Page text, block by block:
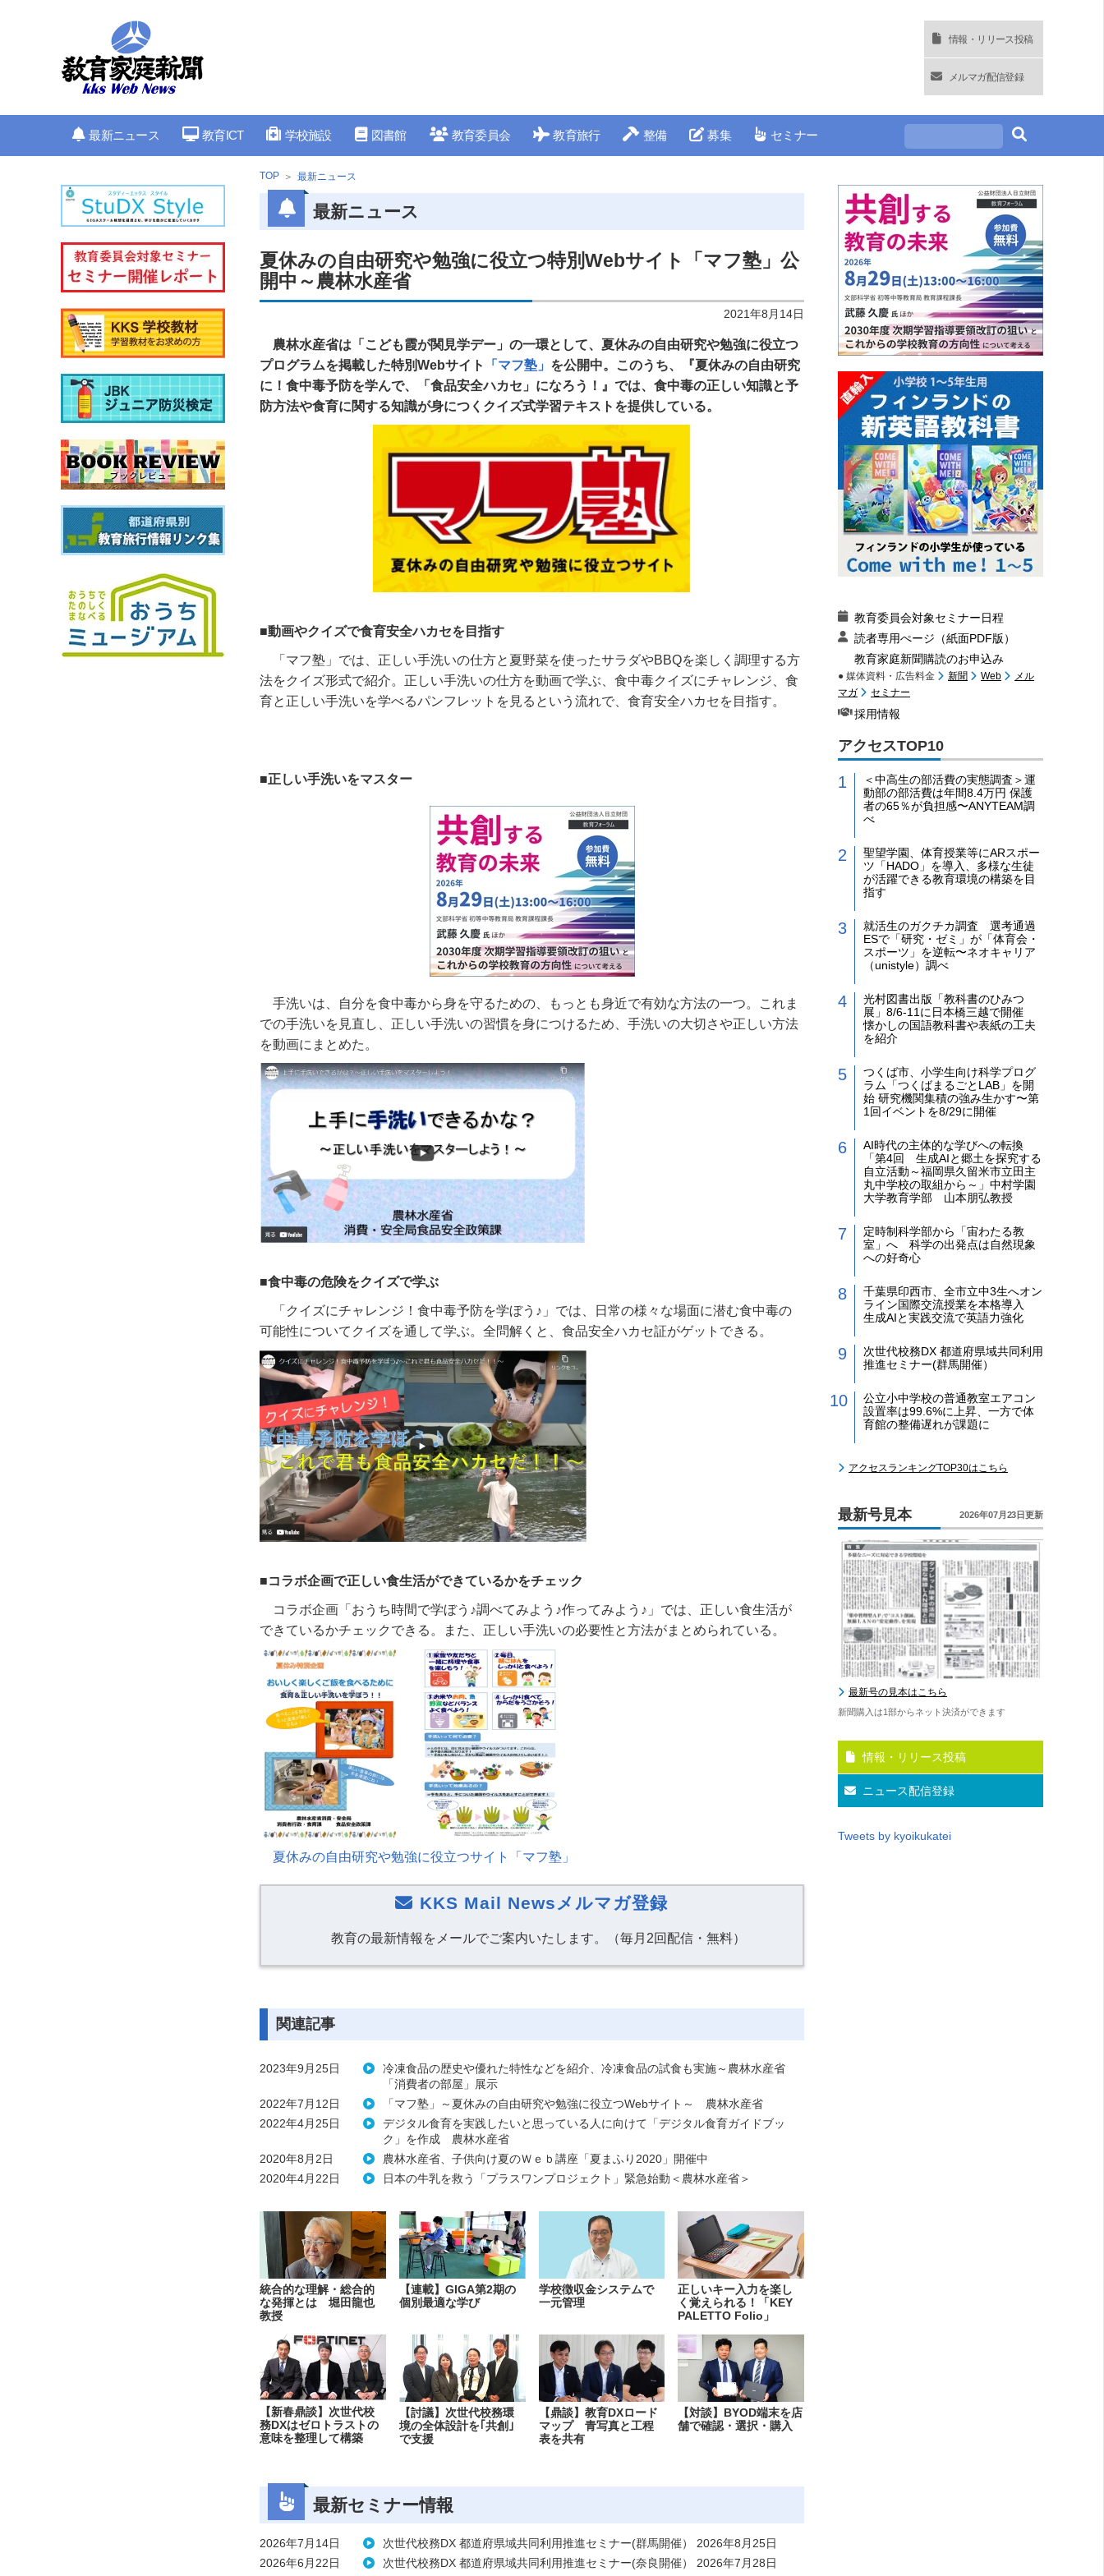
情報・リリース投稿
メルマガ配信登録
最新ニュース 教育ICT 学校施設 図書館 教育委員会 教育旅行 整備 募集 セミナー
TOP 最新ニュース
最新ニュース
夏休みの自由研究や勉強に役立つ特別Webサイト「マフ塾」公
開中～農林水産省
2021年8月14日
農林水産省は「こども霞が関見学デー」の一環として、夏休みの自由研究や勉強に役立つ
プログラムを掲載した特別Webサイト
「マフ塾」 を公開中。このうち、『夏休みの自由研究
に！食中毒予防を学んで、「食品安全ハカセ」になろう！』では、食中毒の正しい知識と予
防方法や食育に関する知識が身につくクイズ式学習テキストを提供している。
■動画やクイズで食育安全ハカセを目指す
「マフ塾」では、正しい手洗いの仕方と夏野菜を使ったサラダやBBQを楽しく調理する方
法をクイズ形式で紹介。正しい手洗いの仕方を動画で学ぶ、食中毒クイズにチャレンジ、食
育と正しい手洗いを学べるパンフレットを見るという流れで、食育安全ハカセを目指す。
■正しい手洗いをマスター
手洗いは、自分を食中毒から身を守るための、もっとも身近で有効な方法の一つ。これま
での手洗いを見直し、正しい手洗いの習慣を身につけるため、手洗いの大切さや正しい方法
を動画にまとめた。
■食中毒の危険をクイズで学ぶ
「クイズにチャレンジ！食中毒予防を学ぼう♪」では、日常の様々な場面に潜む食中毒の
可能性についてクイズを通して学ぶ。全問解くと、食品安全ハカセ証がゲットできる。
■コラボ企画で正しい食生活ができているかをチェック
コラボ企画「おうち時間で学ぼう♪調べてみよう♪作ってみよう♪」では、正しい食生活が
できているかチェックできる。また、正しい手洗いの必要性と方法がまとめられている。
夏休みの自由研究や勉強に役立つサイト「マフ塾」
KKS Mail Newsメルマガ登録
教育の最新情報をメールでご案内いたします。（毎月2回配信・無料）
関連記事
2023年9月25日
冷凍食品の歴史や優れた特性などを紹介、冷凍食品の試食も実施～農林水産省
「消費者の部屋」展示
2022年7月12日
「マフ塾」～夏休みの自由研究や勉強に役立つWebサイト～ 農林水産省
2022年4月25日
デジタル食育を実践したいと思っている人に向けて「デジタル食育ガイドブッ
ク」を作成 農林水産省
2020年8月2日
農林水産省、子供向け夏のＷｅｂ講座「夏まふり2020」開催中
2020年4月22日
日本の牛乳を救う「プラスワンプロジェクト」緊急始動＜農林水産省＞
統合的な理解・総合的
な発揮とは 堀田龍也
教授
【連載】GIGA第2期の
個別最適な学び
学校徴収金システムで
一元管理
正しいキー入力を楽し
く覚えられる！「KEY
PALETTO Folio」
【新春鼎談】次世代校
務DXはゼロトラストの
意味を整理して構築
【討議】次世代校務環
境の全体設計を｢共創｣
で支援
【鼎談】教育DXロード
マップ 青写真と工程
表を共有
【対談】BYOD端末を店
舗で確認・選択・購入
最新セミナー情報
2026年7月14日
次世代校務DX 都道府県域共同利用推進セミナー(群馬開催） 2026年8月25日
2026年6月22日
次世代校務DX 都道府県域共同利用推進セミナー(奈良開催） 2026年7月28日
教育委員会対象セミナー日程
読者専用ぺージ（紙面PDF版）
教育家庭新聞購読のお申込み
● 媒体資料・広告料金 新聞 Web
メル
マガ
セミナー
採用情報
アクセスTOP10
＜中高生の部活費の実態調査＞運
動部の部活費は年間8.4万円 保護
者の65％が負担感〜ANYTEAM調
べ
聖望学園、体育授業等にARスポー
ツ「HADO」を導入、多様な生徒
が活躍できる教育環境の構築を目
指す
就活生のガクチカ調査 選考通過
ESで「研究・ゼミ」が「体育会・
スポーツ」を逆転〜ネオキャリア
（unistyle）調べ
光村図書出版「教科書のひみつ
展」8/6-11に日本橋三越で開催
懐かしの国語教科書や表紙の工夫
を紹介
つくば市、小学生向け科学プログ
ラム「つくばまるごとLAB」を開
始 研究機関集積の強み生かす〜第
1回イベントを8/29に開催
AI時代の主体的な学びへの転換
「第4回 生成AIと郷土を探究する
自立活動～福岡県久留米市立田主
丸中学校の取組から～」中村学園
大学教育学部 山本朋弘教授
定時制科学部から「宙わたる教
室」へ 科学の出発点は自然現象
への好奇心
千葉県印西市、全市立中3生へオン
ライン国際交流授業を本格導入
生成AIと実践交流で英語力強化
次世代校務DX 都道府県域共同利用
推進セミナー(群馬開催）
公立小中学校の普通教室エアコン
設置率は99.6%に上昇、一方で体
育館の整備遅れが課題に
アクセスランキングTOP30はこちら
最新号見本 2026年07月23日更新
最新号の見本はこちら
新聞購入は1部からネット決済ができます
情報・リリース投稿
ニュース配信登録
Tweets by kyoikukatei